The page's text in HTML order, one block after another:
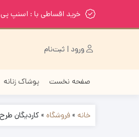
خرید اقساطی با : اسنپ
ورود | ثبت‌نام
صفحه نخست پوشاک زنانه
خانه »فروشگاه »کاردیگان